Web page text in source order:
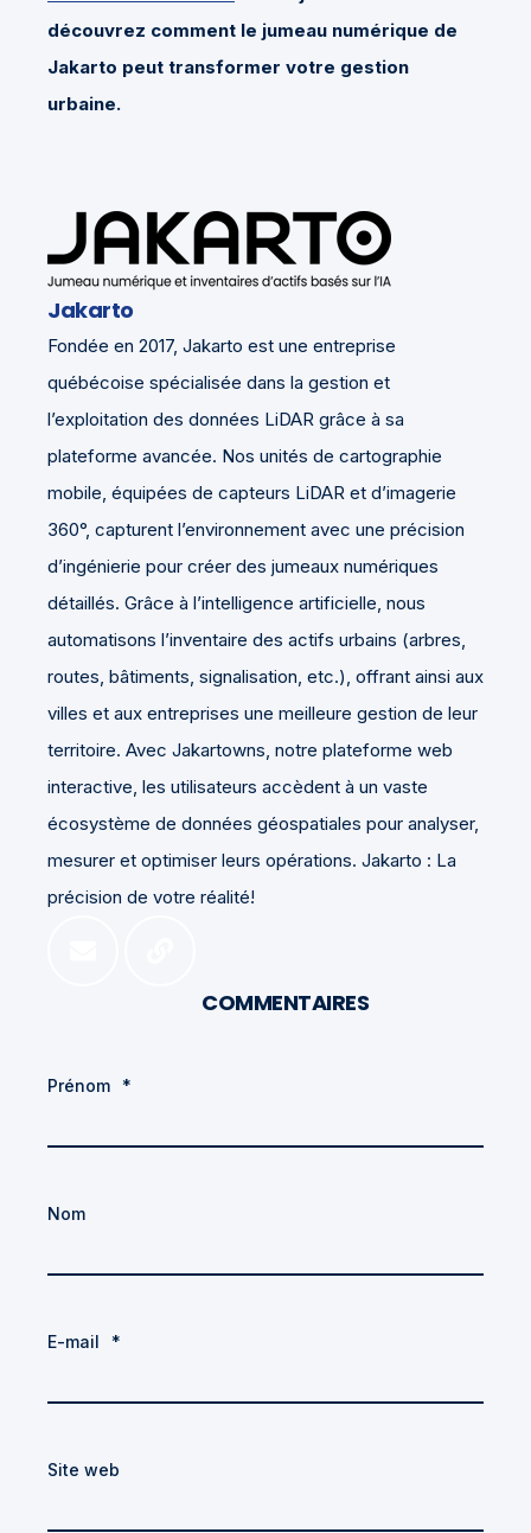
découvrez comment le jumeau numérique de
Jakarto peut transformer votre gestion
urbaine.
Jakarto
Fondée en 2017, Jakarto est une entreprise
québécoise spécialisée dans la gestion et
l’exploitation des données LiDAR grâce à sa
plateforme avancée. Nos unités de cartographie
mobile, équipées de capteurs LiDAR et d’imagerie
360°, capturent l’environnement avec une précision
d’ingénierie pour créer des jumeaux numériques
détaillés. Grâce à l’intelligence artificielle, nous
automatisons l’inventaire des actifs urbains (arbres,
routes, bâtiments, signalisation, etc.), offrant ainsi aux
villes et aux entreprises une meilleure gestion de leur
territoire. Avec Jakartowns, notre plateforme web
interactive, les utilisateurs accèdent à un vaste
écosystème de données géospatiales pour analyser,
mesurer et optimiser leurs opérations. Jakarto : La
précision de votre réalité!
COMMENTAIRES
Prénom *
Nom
E-mail *
Site web